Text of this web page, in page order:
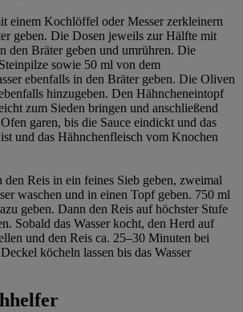
einem Kochlöffel oder Messer zerkleinern
geben. Die Dosen jeweils zur Hälfte mit
den Bräter geben und umrühren. Die
sowie 50 ml von dem
ebenfalls in den Bräter geben. Die Oliven
hinzugeben. Den Hähncheneintopf
zum Sieden bringen und anschließend
garen, bis die Sauce eindickt und das
und das Hähnchenfleisch vom Knochen
den Reis in ein feines Sieb geben, zweimal
waschen und in einen Topf geben. 750 ml
geben. Dann den Reis auf höchster Stufe
Sobald das Wasser kocht, den Herd auf
und den Reis ca. 25–30 Minuten bei
köcheln lassen bis das Wasser